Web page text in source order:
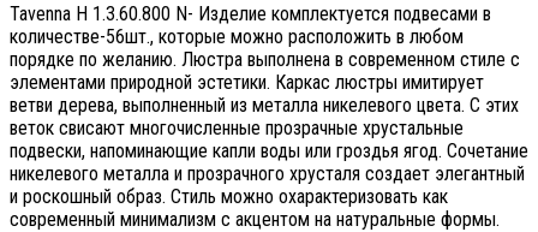
Tavenna H 1.3.60.800 N- Изделие комплектуется подвесами в
количестве-56шт., которые можно расположить в любом
порядке по желанию. Люстра выполнена в современном стиле с
элементами природной эстетики. Каркас люстры имитирует
ветви дерева, выполненный из металла никелевого цвета. С этих
веток свисают многочисленные прозрачные хрустальные
подвески, напоминающие капли воды или гроздья ягод. Сочетание
никелевого металла и прозрачного хрусталя создает элегантный
и роскошный образ. Стиль можно охарактеризовать как
современный минимализм с акцентом на натуральные формы.